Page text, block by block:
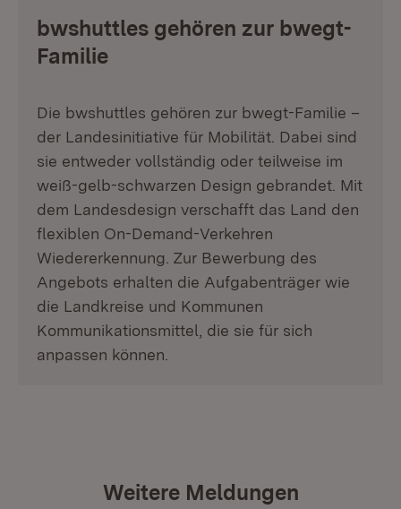
bwshuttles gehören zur bwegt-
Familie
Die bwshuttles gehören zur bwegt-Familie –
der Landesinitiative für Mobilität. Dabei sind
sie entweder vollständig oder teilweise im
weiß-gelb-schwarzen Design gebrandet. Mit
dem Landesdesign verschafft das Land den
flexiblen On-Demand-Verkehren
Wiedererkennung. Zur Bewerbung des
Angebots erhalten die Aufgabenträger wie
die Landkreise und Kommunen
Kommunikationsmittel, die sie für sich
anpassen können.
Weitere Meldungen